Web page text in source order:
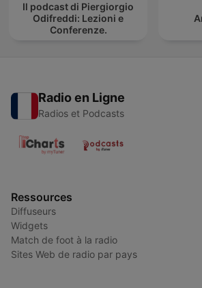
Il podcast di Piergiorgio
Odifreddi: Lezioni e
Conferenze.
Radio en Ligne
Radios et Podcasts
Ressources
Diffuseurs
Widgets
Match de foot à la radio
Sites Web de radio par pays